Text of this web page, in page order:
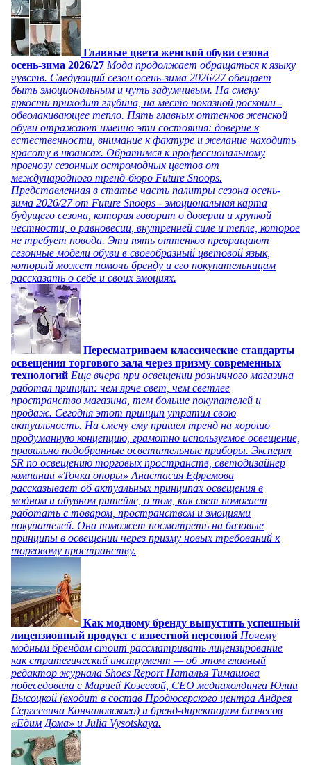
Главные цвета женской обуви сезона
осень-зима 2026/27 Мода продолжает обращаться к языку
чувств. Следующий сезон осень-зима 2026/27 обещает
быть эмоциональным и чуть задумчивым. На смену
яркости приходит глубина, на место показной роскоши -
обволакивающее тепло. Пять главных оттенков женской
обуви отражают именно эти состояния: доверие к
естественности, внимание к фактуре и желание находить
красоту в нюансах. Обратимся к профессиональному
прогнозу сезонных остромодных цветов от
международного тренд-бюро Future Snoops.
Представленная в статье часть палитры сезона осень-
зима 2026/27 от Future Snoops - эмоциональная карта
будущего сезона, которая говорит о доверии и хрупкой
честности, о равновесии, внутренней силе и тепле, которое
не требует повода. Эти пять оттенков превращают
сезонные модели обуви в своеобразный цветовой язык,
который может помочь бренду и его покупательницам
рассказать о себе и своих эмоциях.
Пересматриваем классические стандарты
освещения торгового зала через призму современных
технологий Еще вчера при освещении розничного магазина
работал принцип: чем ярче свет, чем светлее
пространство магазина, тем больше покупателей и
продаж. Сегодня этот принцип утратил свою
актуальность. На смену ему пришел тренд на хорошо
продуманную концепцию, грамотно используемое освещение,
правильно подобранные осветительные приборы. Эксперт
SR по освещению торговых пространств, светодизайнер
компании «Точка опоры» Анастасия Ефремова
рассказывает об актуальных принципах освещения в
модном и обувном ритейле, о том, как свет помогает
работать с товаром, пространством и эмоциями
покупателей. Она поможет посмотреть на базовые
принципы в освещении через призму новых требований к
торговому пространству.
Как модному бренду выпустить успешный
лицензионный продукт с известной персоной Почему
модным брендам стоит рассматривать лицензирование
как стратегический инструмент — об этом главный
редактор журнала Shoes Report Наталья Тимашова
побеседовала с Марией Козеевой, СЕО медиахолдинга Юлии
Высоцкой (входит в состав Продюсерского центра Андрея
Сергеевича Кончаловского) и бренд-директором бизнесов
«Едим Дома» и Julia Vysotskaya.